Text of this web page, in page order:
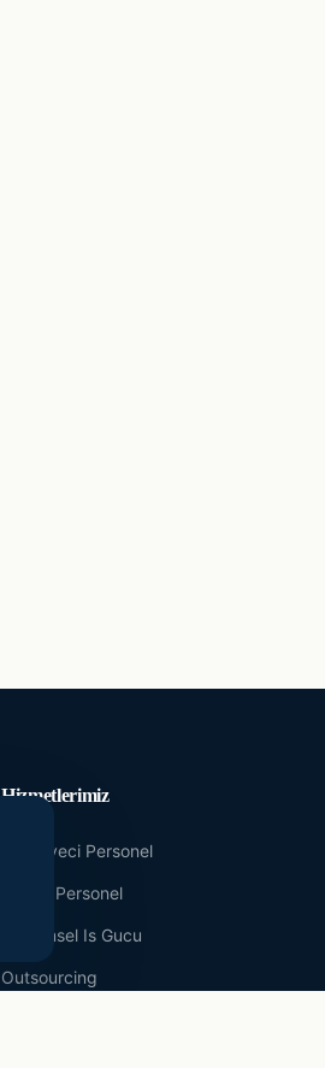
Hizmetlerimiz
Yevmiyeci Personel
Maasli Personel
Donemsel Is Gucu
Outsourcing